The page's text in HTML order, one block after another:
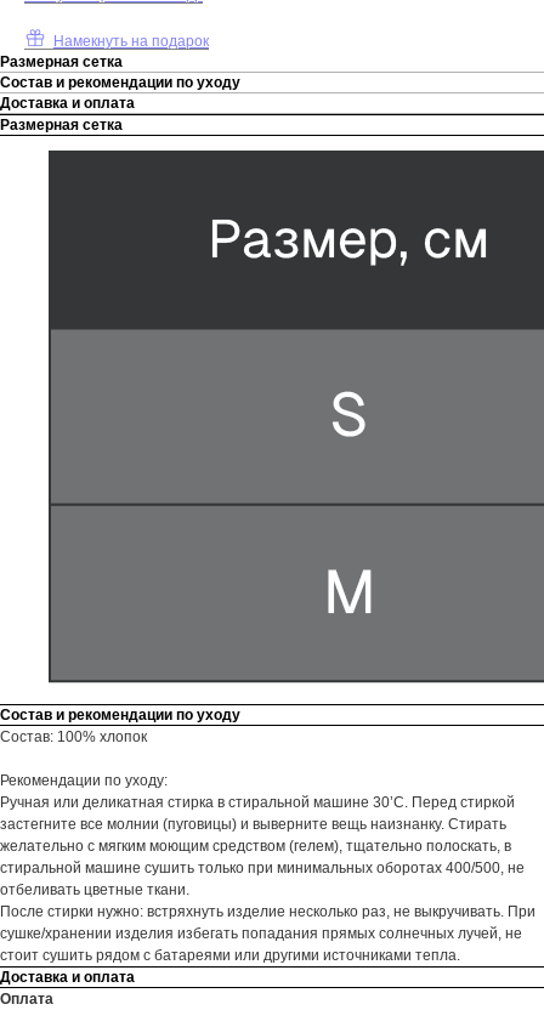
Намекнуть на подарок
Размерная сетка
Состав и рекомендации по уходу
Доставка и оплата
Размерная сетка
Состав и рекомендации по уходу
Состав: 100% хлопок
Рекомендации по уходу:
Ручная или деликатная стирка в стиральной машине 30’С. Перед стиркой
застегните все молнии (пуговицы) и выверните вещь наизнанку. Стирать
желательно с мягким моющим средством (гелем), тщательно полоскать, в
стиральной машине сушить только при минимальных оборотах 400/500, не
отбеливать цветные ткани.
После стирки нужно: встряхнуть изделие несколько раз, не выкручивать. При
сушке/хранении изделия избегать попадания прямых солнечных лучей, не
стоит сушить рядом с батареями или другими источниками тепла.
Доставка и оплата
Оплата